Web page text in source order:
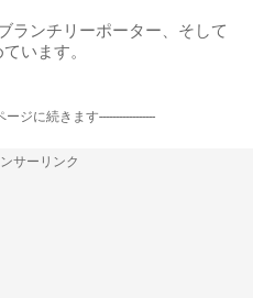
ランチリーポーター、そして
います。
ージに続きます-----------------
サーリンク